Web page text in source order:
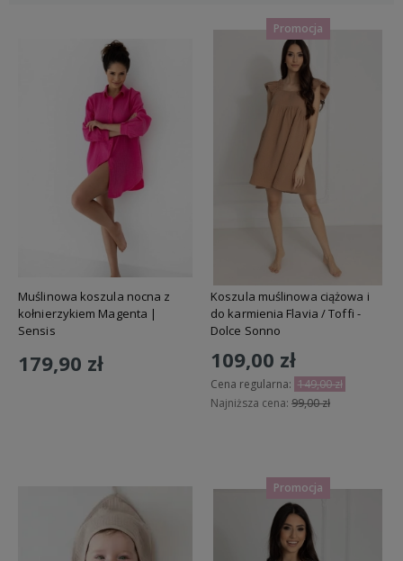
Muślinowa koszula nocna z
kołnierzykiem Magenta |
Sensis
179,90 zł
Koszula muślinowa ciążowa i
do karmienia Flavia / Toffi -
Dolce Sonno
109,00 zł
Cena regularna: 149,00 zł
Najniższa cena: 99,00 zł
Promocja
Promocja